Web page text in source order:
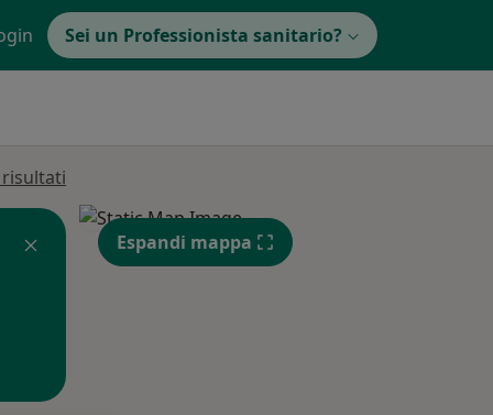
Sei un Professionista sanitario?
Espandi mappa